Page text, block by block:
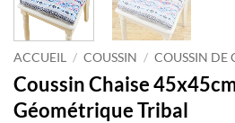
ACCUEIL / COUSSIN / COUSSIN DE
Coussin Chaise
Géométrique Tribal